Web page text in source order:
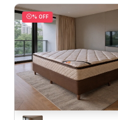
% OFF